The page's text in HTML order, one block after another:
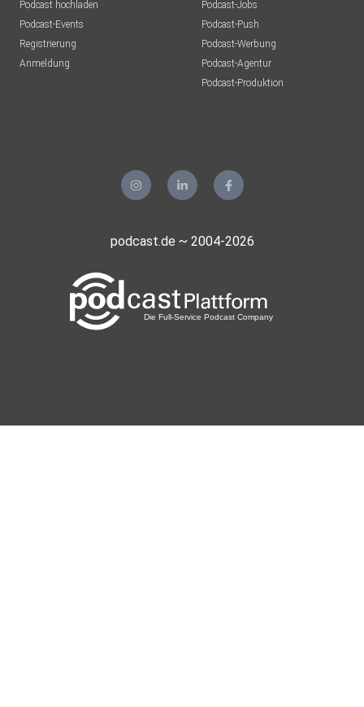
Podcast hochladen
Podcast-Events
Registrierung
Anmeldung
Podcast-Jobs
Podcast-Push
Podcast-Werbung
Podcast-Agentur
Podcast-Produktion
podcast.de ~ 2004-2026